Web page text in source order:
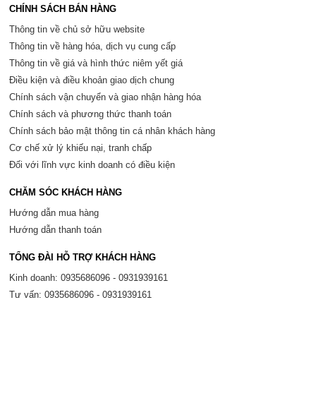
CHÍNH SÁCH BÁN HÀNG
Thông tin về chủ sở hữu website
Thông tin về hàng hóa, dịch vụ cung cấp
Thông tin về giá và hình thức niêm yết giá
Điều kiện và điều khoản giao dịch chung
Chính sách vận chuyển và giao nhận hàng hóa
Chính sách và phương thức thanh toán
Chính sách bảo mật thông tin cá nhân khách hàng
Cơ chế xử lý khiếu nại, tranh chấp
Đối với lĩnh vực kinh doanh có điều kiện
CHĂM SÓC KHÁCH HÀNG
Hướng dẫn mua hàng
Hướng dẫn thanh toán
TỔNG ĐÀI HỖ TRỢ KHÁCH HÀNG
Kinh doanh: 0935686096 - 0931939161
Tư vấn: 0935686096 - 0931939161